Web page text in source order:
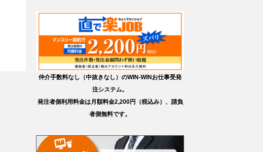
仲介手数料なし（中抜きなし）のWIN-WINお仕事受発
注システム。
発注者側利用料金は月額料金2,200円（税込み）、請負
者側無料です。